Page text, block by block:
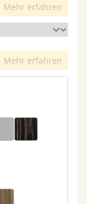
Mehr erfahren
Mehr erfahren